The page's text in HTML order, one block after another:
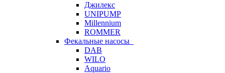
Джилекс
UNIPUMP
Millennium
ROMMER
Фекальные насосы
DAB
WILO
Aquario